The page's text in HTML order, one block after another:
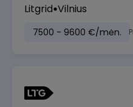
Litgrid Vilnius
7500 - 9600 €/mėn.